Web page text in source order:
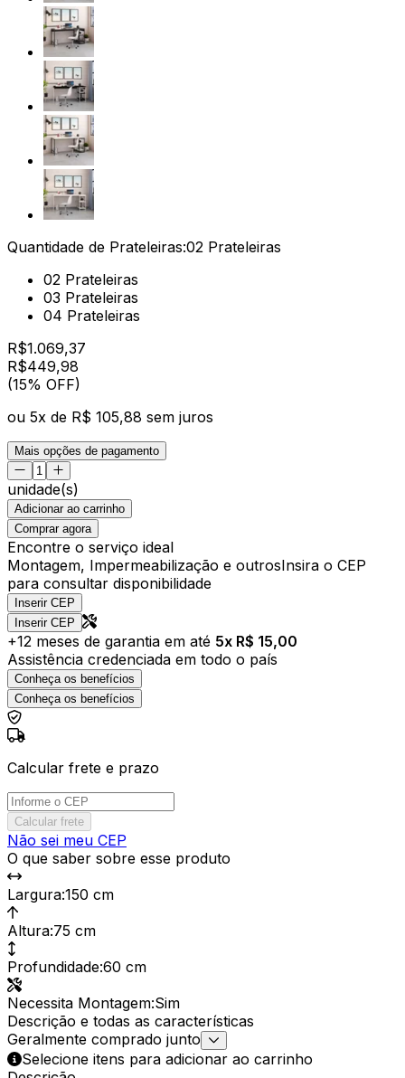
Quantidade de Prateleiras:02 Prateleiras
02 Prateleiras
03 Prateleiras
04 Prateleiras
R$1.069,37
R$449,98
(15% OFF)
ou 5x de R$ 105,88 sem juros
Mais opções de pagamento
unidade(s)
Adicionar ao carrinho
Comprar agora
Encontre o serviço ideal
Montagem, Impermeabilização e outrosInsira o CEP
para consultar disponibilidade
Inserir CEP
Inserir CEP
+12 meses de garantia em até 5x R$ 15,00
Assistência credenciada em todo o país
Conheça os benefícios
Conheça os benefícios
Calcular frete e prazo
Calcular frete
Não sei meu CEP
O que saber sobre esse produto
Largura:150 cm
Altura:75 cm
Profundidade:60 cm
Necessita Montagem:Sim
Descrição e todas as características
Geralmente comprado junto
Selecione itens para adicionar ao carrinho